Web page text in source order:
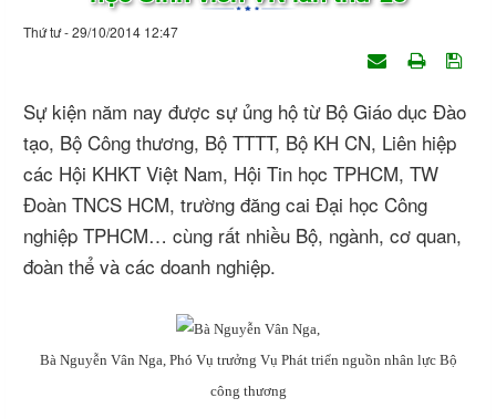
Thứ tư - 29/10/2014 12:47
Sự kiện năm nay được sự ủng hộ từ Bộ Giáo dục Đào
tạo, Bộ Công thương, Bộ TTTT, Bộ KH CN, Liên hiệp
các Hội KHKT Việt Nam, Hội Tin học TPHCM, TW
Đoàn TNCS HCM, trường đăng cai Đại học Công
nghiệp TPHCM… cùng rất nhiều Bộ, ngành, cơ quan,
đoàn thể và các doanh nghiệp.
Bà Nguyễn Vân Nga, Phó Vụ trưởng Vụ Phát triển nguồn nhân lực Bộ
công thương